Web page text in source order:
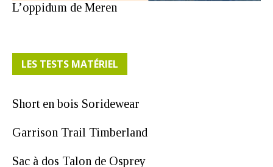
L’oppidum de Meren
LES TESTS MATÉRIEL
Short en bois Soridewear
Garrison Trail Timberland
Sac à dos Talon de Osprey